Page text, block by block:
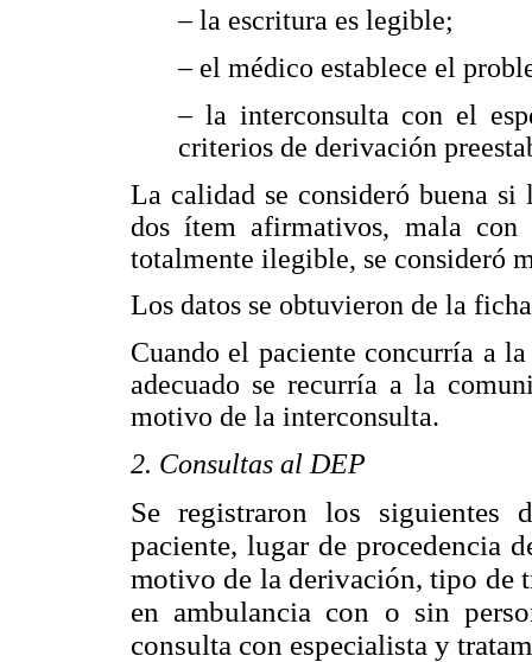
– la escritura es legible;
– el médico establece el
– la interconsulta con el
criterios de derivación
La calidad se consideró buena
dos ítem afirmativos, mala
totalmente ilegible, se consideró
Los datos se obtuvieron de la
Cuando el paciente concurría a
adecuado se recurría a la
motivo de la interconsulta.
2. Consultas al DEP
Se registraron los siguientes
paciente, lugar de procedencia
motivo de la derivación, tipo de
en ambulancia con o sin
consulta con especialista y